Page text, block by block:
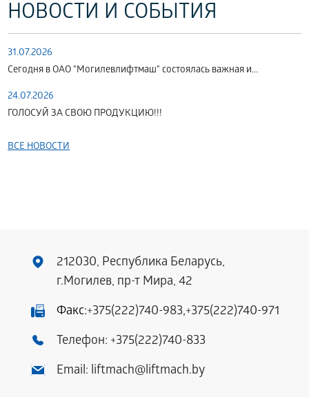
НОВОСТИ И СОБЫТИЯ
31.07.2026
Сегодня в ОАО "Могилевлифтмаш" состоялась важная и...
24.07.2026
ГОЛОСУЙ ЗА СВОЮ ПРОДУКЦИЮ!!!
ВСЕ НОВОСТИ
212030, Республика Беларусь,
г.Могилев, пр-т Мира, 42
Факс:+375(222)740-983,+375(222)740-971
Телефон: +375(222)740-833
Email: liftmach@liftmach.by